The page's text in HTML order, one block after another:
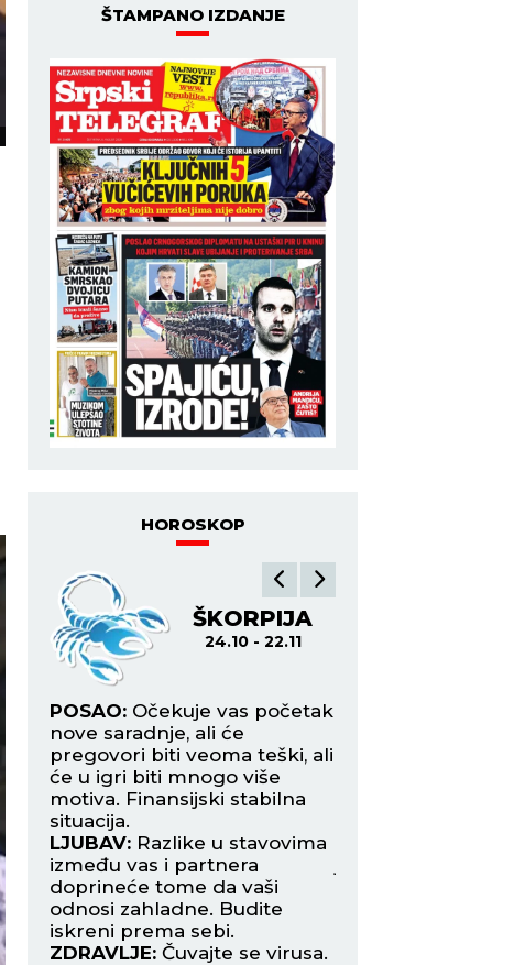
ŠTAMPANO IZDANJE
HOROSKOP
ŠKORPIJA
24.10 - 22.11
POSAO: Očekuje vas početak
nove saradnje, ali će
pregovori biti veoma teški, ali
će u igri biti mnogo više
motiva. Finansijski stabilna
situacija.
LJUBAV: Razlike u stavovima
između vas i partnera
doprineće tome da vaši
odnosi zahladne. Budite
iskreni prema sebi.
ZDRAVLJE: Čuvajte se virusa.